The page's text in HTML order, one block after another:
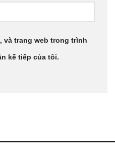
và trang web trong trình
kế tiếp của tôi.